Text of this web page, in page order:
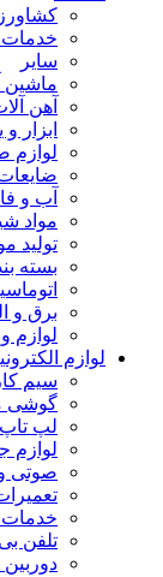
خدمات
سایر
ماشین
آهن
ابزار و
لوازم
آب و
مواد
تولید
بسته
برق و
لوازم
لوازم
سیم
گوشی
لپ
لوازم
صوتی
خدمات
تلفن